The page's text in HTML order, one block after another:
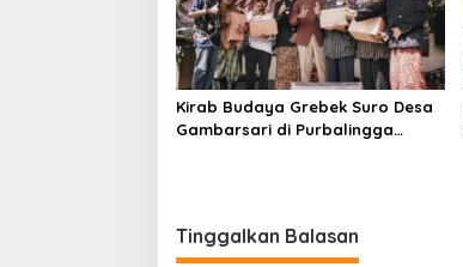
Kirab Budaya Grebek Suro Desa
Gambarsari di Purbalingga
Tinggalkan Balasan